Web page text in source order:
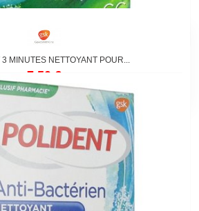
3 MINUTES NETTOYANT POUR...
7,50 €